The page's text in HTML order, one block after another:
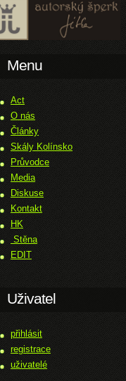
Menu
Act
O nás
Články
Skály Kolínsko
Průvodce
Media
Diskuse
Kontakt
HK
Stěna
EDIT
Uživatel
přihlásit
registrace
uživatelé